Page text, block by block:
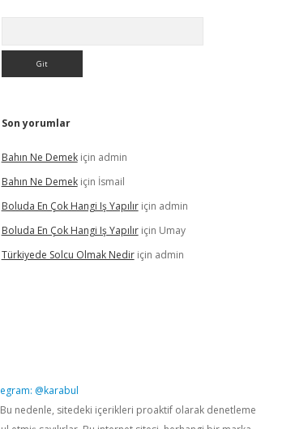
Son yorumlar
Bahın Ne Demekiçin admin
Bahın Ne Demekiçin İsmail
Boluda En Çok Hangi Iş Yapılıriçin admin
Boluda En Çok Hangi Iş Yapılıriçin Umay
Türkiyede Solcu Olmak Nediriçin admin
@karabul
Bu nedenle, sitedeki içerikleri proaktif olarak denetleme